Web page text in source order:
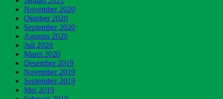
November 2020
Oktober 2020
September 2020
Agustus 2020
Juli 2020
Maret 2020
Desember 2019
November 2019
September 2019
Mei 2019